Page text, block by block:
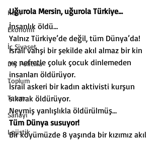
Kent
Ekonomi
İç Siyaset
Dış Politika
Toplum
Tarım
Sanayi
Lojistik
Uğurola Mersin, uğurola Türkiye…
İnsanlık öldü…
Yalnız Türkiye’de değil, tüm Dünya’da!
İsrail vahşi bir şekilde akıl almaz bir kin
ve nefretle çoluk çocuk dinlemeden
insanları öldürüyor.
İsrail askeri bir kadın aktivisti kurşun
sıkarak öldürüyor.
Neymiş yanlışlıkla öldürülmüş…
Tüm Dünya susuyor!
Bir köyümüzde 8 yaşında bir kızımız akıl